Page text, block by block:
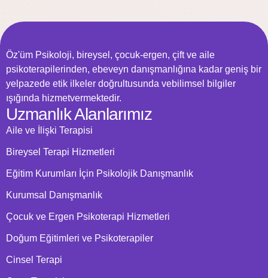
Öz'üm Psikoloji, bireysel, çocuk-ergen, çift ve aile
psikoterapilerinden, ebeveyn danışmanlığına kadar geniş bir
yelpazede etik ilkeler doğrultusunda vebilimsel bilgiler
ışığında hizmetvermektedir.
Uzmanlık Alanlarımız
Aile ve İlişki Terapisi
Bireysel Terapi Hizmetleri
Eğitim Kurumları İçin Psikolojik Danışmanlık
Kurumsal Danışmanlık
Çocuk ve Ergen Psikoterapi Hizmetleri
Doğum Eğitimleri ve Psikoterapiler
Cinsel Terapi